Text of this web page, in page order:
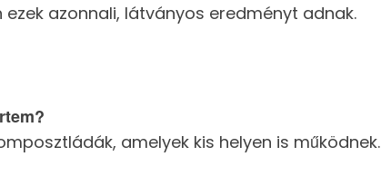
azonnali, látványos eredményt adnak.
amelyek kis helyen is működnek.